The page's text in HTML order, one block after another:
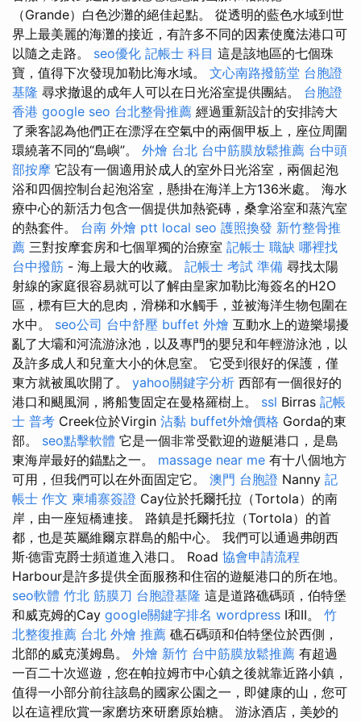
（Grande）白色沙灘的絕佳起點。 從透明的藍色水域到世
界上最美麗的海灘的接近，有許多不同的因素使魔法港口可
以隨之走路。 seo優化 記帳士 科目 這是該地區的七個珠
寶，值得下次發現加勒比海水域。 文心南路撥筋堂 台胞證
基隆 尋求撤退的成年人可以在日光浴室提供團結。 台胞證
香港 google seo 台北整骨推薦 經過重新設計的安排誇大
了乘客認為他們正在漂浮在空氣中的兩個甲板上，座位周圍
環繞著不同的“島嶼”。 外燴 台北 台中筋膜放鬆推薦 台中頭
部按摩 它設有一個適用於成人的室外日光浴室，兩個起泡
浴和四個控制台起泡浴室，懸掛在海洋上方136米處。 海水
療中心的新活力包含一個提供加熱瓷磚，桑拿浴室和蒸汽室
的熱套件。 台南 外燴 ptt local seo 護照換發 新竹整骨推
薦 三對按摩套房和七個單獨的治療室 記帳士 職缺 哪裡找
台中撥筋 - 海上最大的收藏。 記帳士 考試 準備 尋找太陽
射線的家庭很容易就可以了解由皇家加勒比海簽名的H2O
區，標有巨大的息肉，滑梯和水觸手，並被海洋生物包圍在
水中。 seo公司 台中舒壓 buffet 外燴 互動水上的遊樂場擾
亂了大壩和河流游泳池，以及專門的嬰兒和年輕游泳池，以
及許多成人和兒童大小的休息室。 它受到很好的保護，僅
東方就被風吹開了。 yahoo關鍵字分析 西部有一個很好的
港口和颶風洞，將船隻固定在曼格羅樹上。 ssl Birras 記帳
士 普考 Creek位於Virgin 沾黏 buffet外燴價格 Gorda的東
部。 seo點擊軟體 它是一個非常受歡迎的遊艇港口，是島
東海岸最好的錨點之一。 massage near me 有十八個地方
可用，但我們可以在外面固定它。 澳門 台胞證 Nanny 記
帳士 作文 柬埔寨簽證 Cay位於托爾托拉（Tortola）的南
岸，由一座短橋連接。 路鎮是托爾托拉（Tortola）的首
都，也是英屬維爾京群島的船中心。 我們可以通過弗朗西
斯·德雷克爵士頻道進入港口。 Road 協會申請流程
Harbour是許多提供全面服務和住宿的遊艇港口的所在地。
seo軟體 竹北 筋膜刀 台胞證基隆 這是道路礁碼頭，伯特堡
和威克姆的Cay google關鍵字排名 wordpress I和II。 竹
北整復推薦 台北 外燴 推薦 礁石碼頭和伯特堡位於西側，
北部的威克漢姆島。 外燴 新竹 台中筋膜放鬆推薦 有超過
一百二十次巡遊，您在帕拉姆市中心鎮之後就靠近路小鎮，
值得一小部分前往該島的國家公園之一，即健康的山，您可
以在這裡欣賞一家磨坊來研磨原始​​糖。 游泳酒店，美妙的